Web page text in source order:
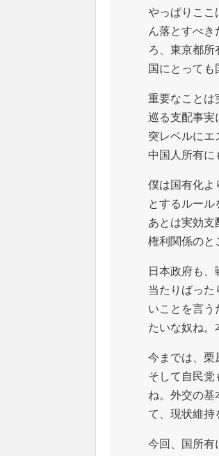
やっぱりここ
ん落とすべ
ろ、東京都所
国にとっても
重要なことは
巡る支配事実
突レベルにエ
中国人所有に
僕は国有化よ
とするルール
あとは実効支
権利関係のと
日本政府も
当たりばった
いことを言う
たいな奴ね。
今までは、栗
そして自民党
ね。外交の基
て、現状維持
今回、国所有